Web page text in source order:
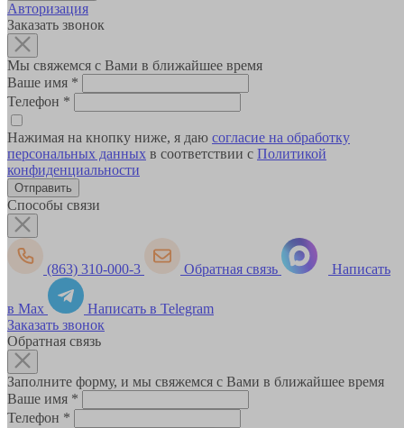
Авторизация
Заказать звонок
Мы свяжемся с Вами в ближайшее время
Ваше имя *
Телефон *
Нажимая на кнопку ниже, я даю согласие на обработку
персональных данных в соответствии с Политикой
конфиденциальности
Способы связи
(863) 310-000-3 Обратная связь Написать
в Max
Написать в Telegram
Заказать звонок
Обратная связь
Заполните форму, и мы свяжемся с Вами в ближайшее время
Ваше имя *
Телефон *